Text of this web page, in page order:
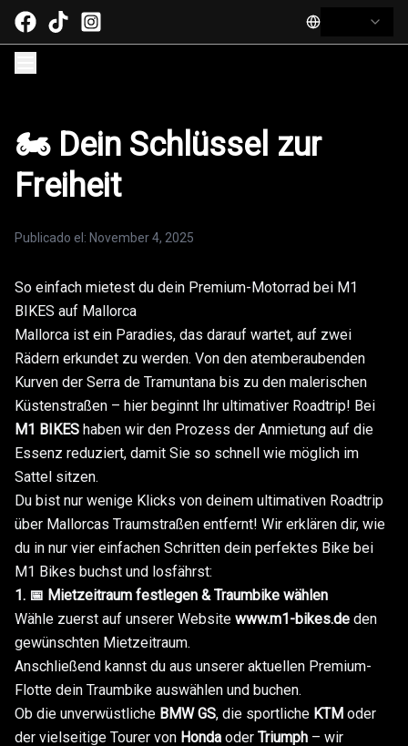
🏍 Dein Schlüssel zur
Freiheit
Publicado el : November 4, 2025
So einfach mietest du dein Premium-Motorrad bei M1
BIKES auf Mallorca
Mallorca ist ein Paradies, das darauf wartet, auf zwei
Rädern erkundet zu werden. Von den atemberaubenden
Kurven der Serra de Tramuntana bis zu den malerischen
Küstenstraßen – hier beginnt Ihr ultimativer Roadtrip! Bei
M1 BIKES haben wir den Prozess der Anmietung auf die
Essenz reduziert, damit Sie so schnell wie möglich im
Sattel sitzen.
Du bist nur wenige Klicks von deinem ultimativen Roadtrip
über Mallorcas Traumstraßen entfernt! Wir erklären dir, wie
du in nur vier einfachen Schritten dein perfektes Bike bei
M1 Bikes buchst und losfährst:
1. 📅 Mietzeitraum festlegen & Traumbike wählen
Wähle zuerst auf unserer Website www.m1-bikes.de den
gewünschten Mietzeitraum.
Anschließend kannst du aus unserer aktuellen Premium-
Flotte dein Traumbike auswählen und buchen.
Ob die unverwüstliche BMW GS, die sportliche KTM oder
der vielseitige Tourer von Honda oder Triumph – wir